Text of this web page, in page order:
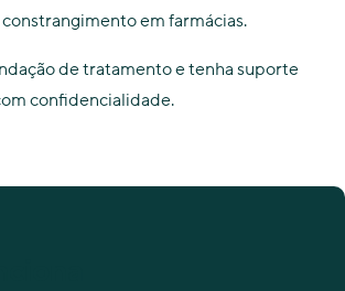
em farmácias.
de tratamento e tenha suporte
confidencialidade.